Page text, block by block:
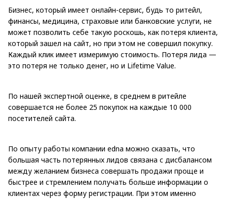
Бизнес, который имеет онлайн-сервис, будь то ритейл,
финансы, медицина, страховые или банковские услуги, не
может позволить себе такую роскошь, как потеря клиента,
который зашел на сайт, но при этом не совершил покупку.
Каждый клик имеет измеримую стоимость. Потеря лида —
это потеря не только денег, но и Lifetime Value.
По нашей экспертной оценке, в среднем в ритейле
совершается не более 25 покупок на каждые 10 000
посетителей сайта.
По опыту работы компании edna можно сказать, что
большая часть потерянных лидов связана с дисбалансом
между желанием бизнеса совершать продажи проще и
быстрее и стремлением получать больше информации о
клиентах через форму регистрации. При этом именно